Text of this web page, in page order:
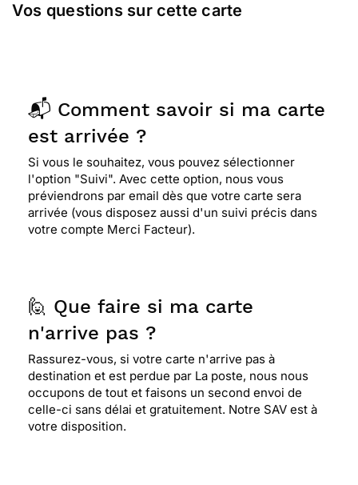
Vos questions sur cette carte
📬 Comment savoir si ma carte
est arrivée ?
Si vous le souhaitez, vous pouvez sélectionner
l'option "Suivi". Avec cette option, nous vous
préviendrons par email dès que votre carte sera
arrivée (vous disposez aussi d'un suivi précis dans
votre compte Merci Facteur).
🙋 Que faire si ma carte
n'arrive pas ?
Rassurez-vous, si votre carte n'arrive pas à
destination et est perdue par La poste, nous nous
occupons de tout et faisons un second envoi de
celle-ci sans délai et gratuitement. Notre SAV est à
votre disposition.